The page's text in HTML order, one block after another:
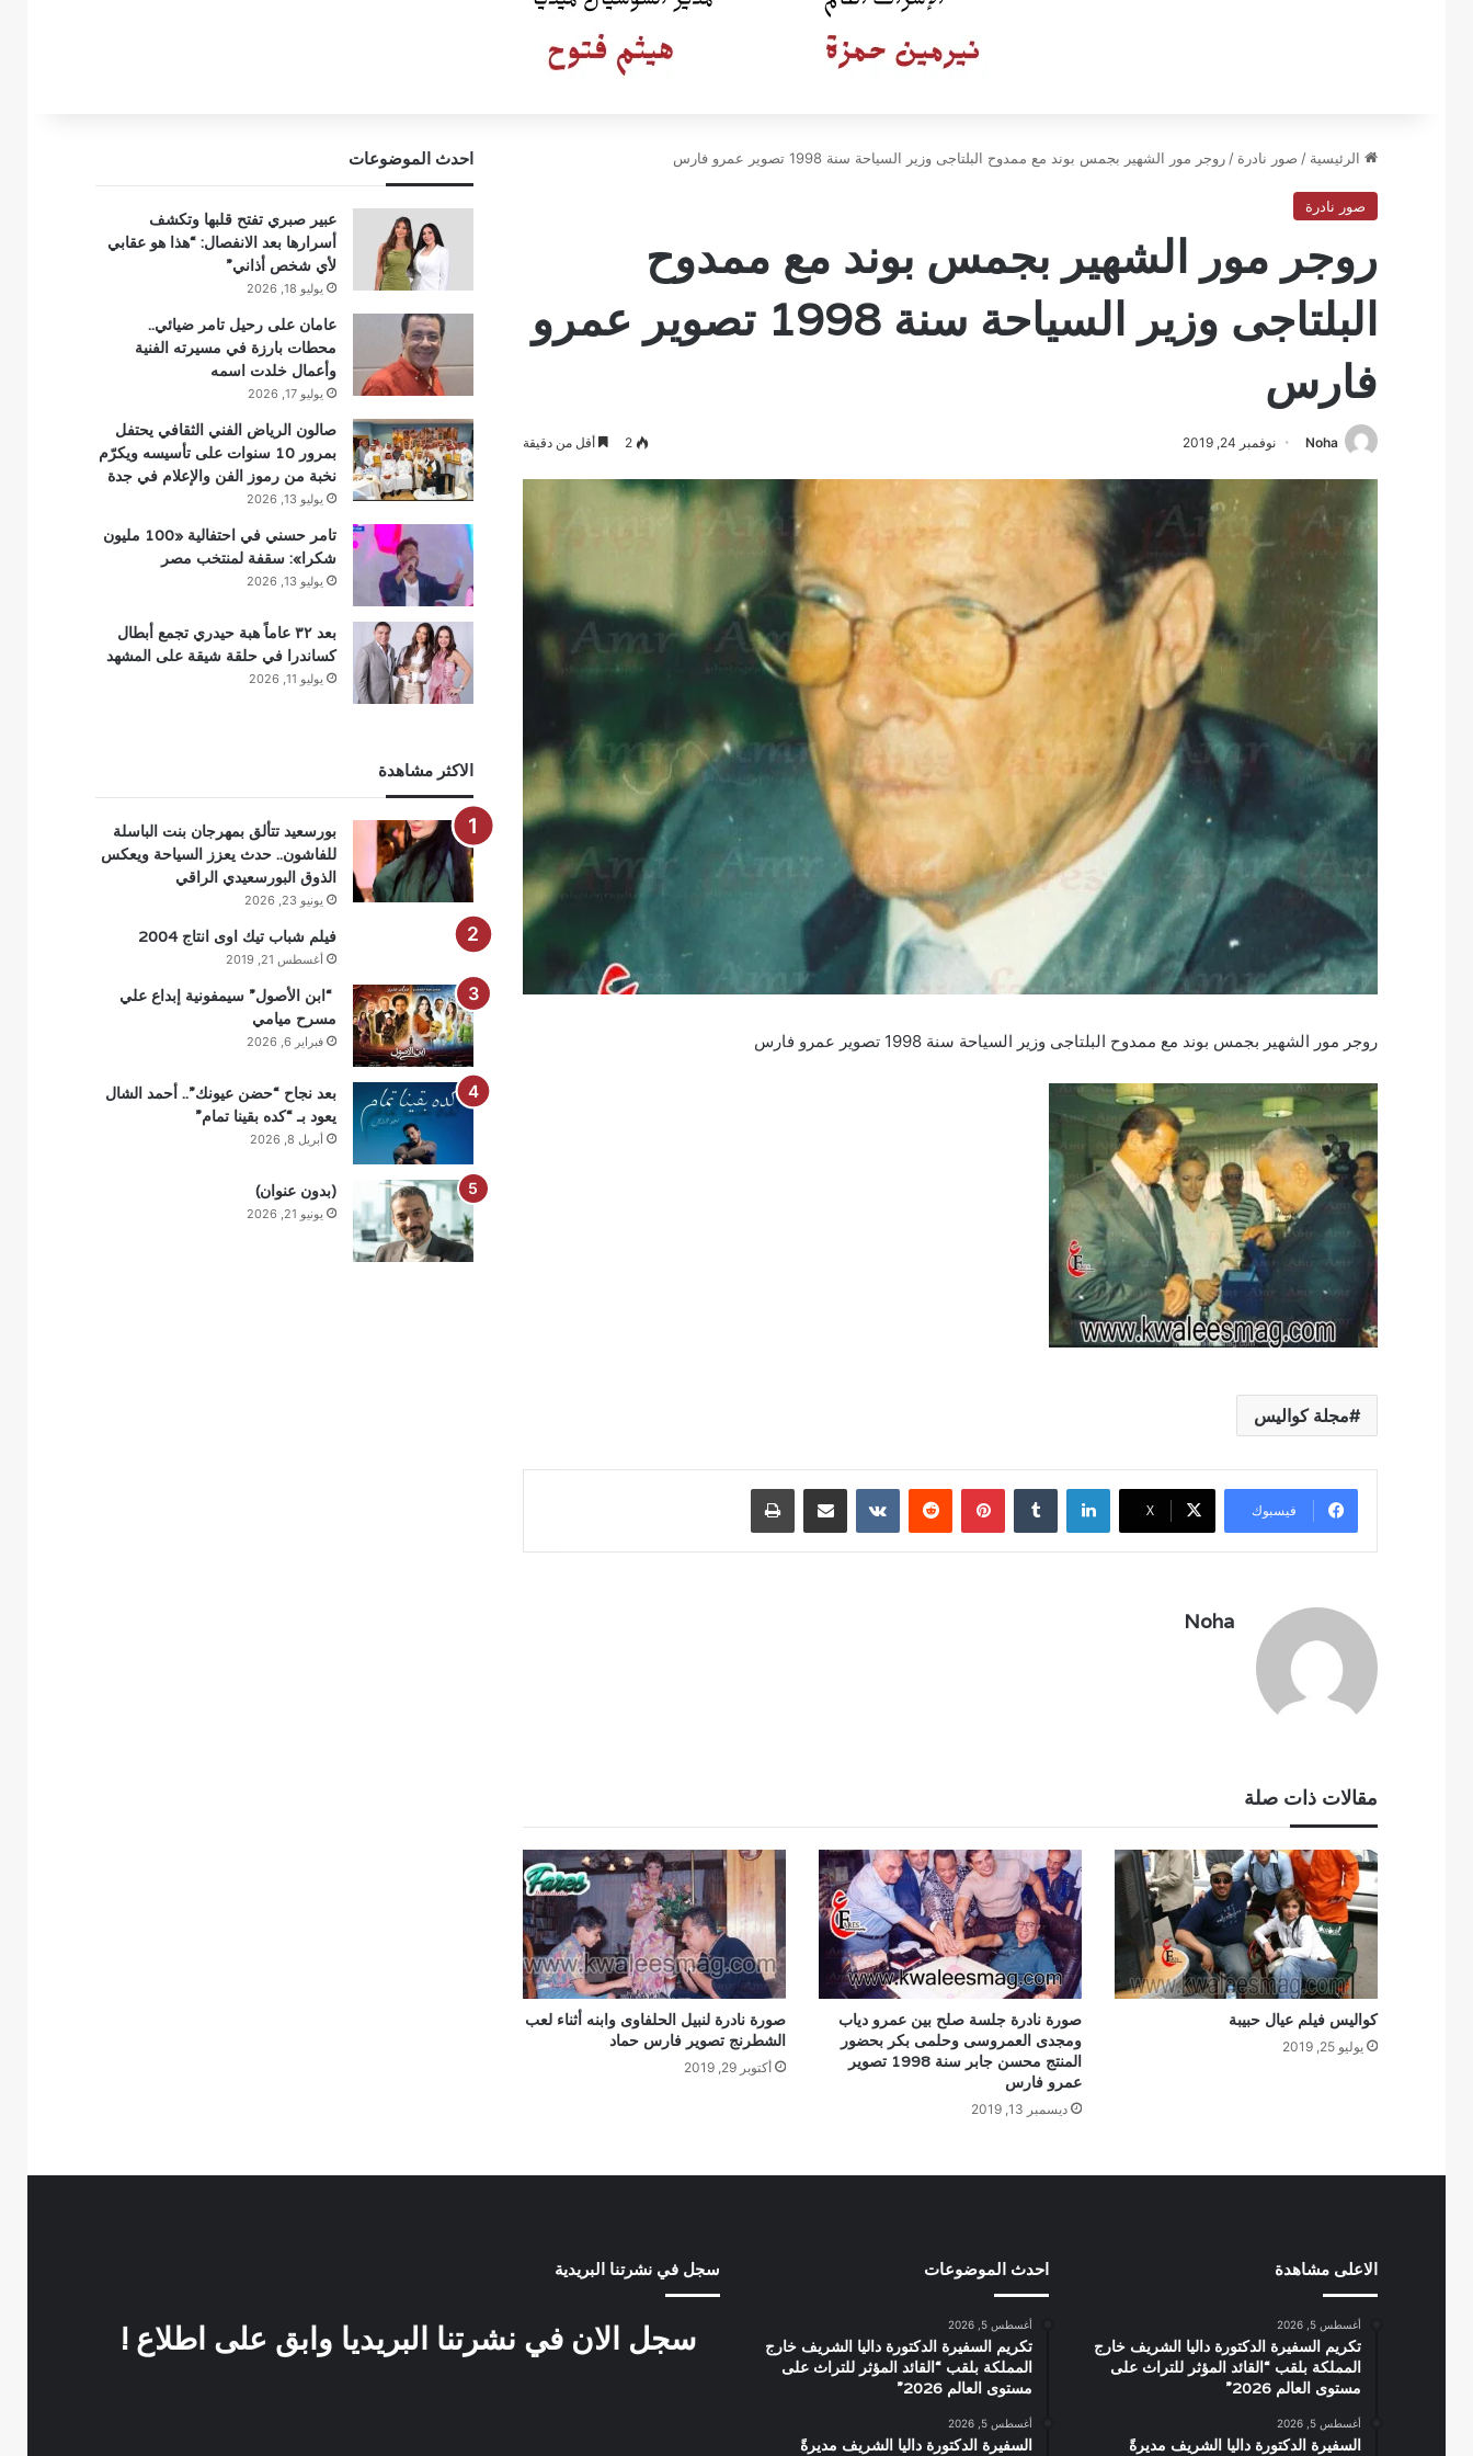
الرئيسية / صور نادرة / روجر مور الشهير بجمس بوند مع ممدوح البلتاجى وزير السياحة سنة 1998 تصوير عمرو فارس
صور نادرة
روجر مور الشهير بجمس بوند مع ممدوح
البلتاجى وزير السياحة سنة 1998 تصوير عمرو
فارس
Noha نوفمبر 24, 2019 2 أقل من دقيقة
روجر مور الشهير بجمس بوند مع ممدوح البلتاجى وزير السياحة سنة 1998 تصوير عمرو فارس
مجلة كواليس
فيسبوك ‫X
لينكدإن بينتيريست مشاركة عبر البريد طباعة
Noha
مقالات ذات صلة
كواليس فيلم عيال حبيبة
يوليو 25, 2019
صورة نادرة جلسة صلح بين عمرو دياب
ومجدى العمروسى وحلمى بكر بحضور
المنتج محسن جابر سنة 1998 تصوير
عمرو فارس
ديسمبر 13, 2019
صورة نادرة لنبيل الحلفاوى وابنه أثناء لعب
الشطرنج تصوير فارس حماد
أكتوبر 29, 2019
احدث الموضوعات
عبير صبري تفتح قلبها وتكشف
أسرارها بعد الانفصال: “هذا هو عقابي
لأي شخص أذاني”
يوليو 18, 2026
عامان على رحيل تامر ضيائي..
محطات بارزة في مسيرته الفنية
وأعمال خلدت اسمه
يوليو 17, 2026
صالون الرياض الفني الثقافي يحتفل
بمرور 10 سنوات على تأسيسه ويكرّم
نخبة من رموز الفن والإعلام في جدة
يوليو 13, 2026
تامر حسني في احتفالية «100 مليون
شكرا»: سقفة لمنتخب مصر
يوليو 13, 2026
بعد ٣٢ عاماً هبة حيدري تجمع أبطال
كساندرا في حلقة شيقة على المشهد
يوليو 11, 2026
الاكثر مشاهدة
بورسعيد تتألق بمهرجان بنت الباسلة
للفاشون.. حدث يعزز السياحة ويعكس
الذوق البورسعيدي الراقي
يونيو 23, 2026
فيلم شباب تيك اوى انتاج 2004
أغسطس 21, 2019
“ابن الأصول” سيمفونية إبداع علي
مسرح ميامي
فبراير 6, 2026
بعد نجاح “حضن عيونك”.. أحمد الشال
يعود بـ “كده بقينا تمام”
أبريل 8, 2026
(بدون عنوان)
يونيو 21, 2026
الاعلى مشاهدة
أغسطس 5, 2026
تكريم السفيرة الدكتورة داليا الشريف خارج
المملكة بلقب “القائد المؤثر للتراث على
مستوى العالم 2026”
أغسطس 5, 2026
السفيرة الدكتورة داليا الشريف مديرةً
احدث الموضوعات
أغسطس 5, 2026
تكريم السفيرة الدكتورة داليا الشريف خارج
المملكة بلقب “القائد المؤثر للتراث على
مستوى العالم 2026”
أغسطس 5, 2026
السفيرة الدكتورة داليا الشريف مديرةً
سجل في نشرتنا البريدية
سجل الان في نشرتنا البريديا وابق على اطلاع !